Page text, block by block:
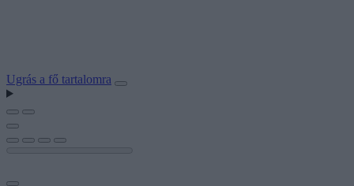
Ugrás a fő tartalomra